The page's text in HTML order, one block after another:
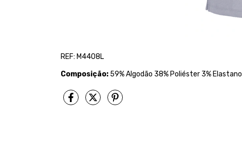
REF: M4408L
Composição: 59% Algodão 38% Poliéster 3% Elastano